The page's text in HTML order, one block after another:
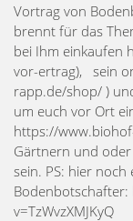
Vortrag von
brennt für das
bei Ihm einkaufen
vor-ertrag), sein
rapp.de/shop/ )
um euch vor Ort
https://
Gärtnern und
sein. PS: hier
v=TzWvzXMJKyQ